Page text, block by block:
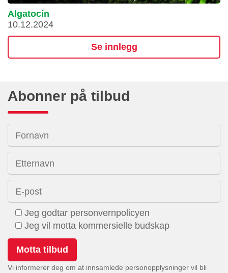
Algatocín
10.12.2024
Se innlegg
Abonner på tilbud
Fornavn
Etternavn
E-post
Jeg godtar personvernpolicyen
Jeg vil motta kommersielle budskap
Vi informerer deg om at innsamlede personopplysninger vil bli